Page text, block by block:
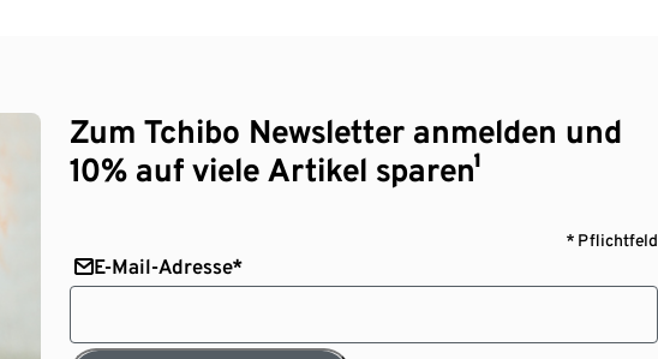
Zum Tchibo Newsletter anmelden und
10% auf viele Artikel sparen¹
* Pflichtfeld
E-Mail-Adresse*